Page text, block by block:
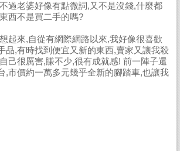
過老婆好像有點微詞,又不是沒錢,什麼都
西不是買二手的嗎?
起來,自從有網際網路以來,我好像很喜歡
品,有時找到便宜又新的東西,賣家又讓我殺
己很厲害,賺不少,很有成就感! 前一陣子還
,市價約一萬多元幾乎全新的腳踏車,也讓我